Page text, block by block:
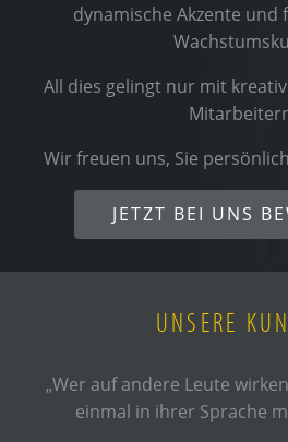
dynamische Akzente
All dies gelingt nur mit
Wir freuen uns, Sie
JETZT BEI UNS
UNSERE
„Wer auf andere Leute
einmal in ihrer Sprache